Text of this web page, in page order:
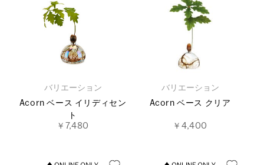
バリエーション
Acorn ベース イリディセン
ト
￥7,480
バリエーション
Acorn ベース クリア
￥4,400